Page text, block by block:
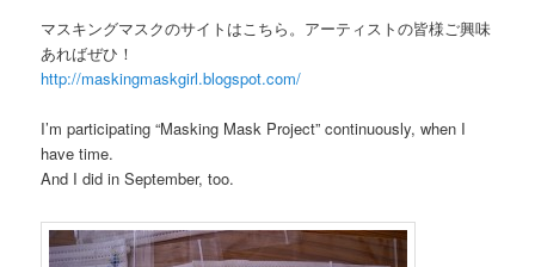
マスキングマスクのサイトはこちら。アーティストの皆様ご興味
あればぜひ！
http://maskingmaskgirl.blogspot.com/
I’m participating “Masking Mask Project” continuously, when I
have time.
And I did in September, too.